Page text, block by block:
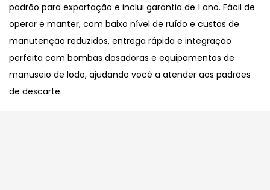
padrão para exportação e inclui garantia de 1 ano. Fácil de
operar e manter, com baixo nível de ruído e custos de
manutenção reduzidos, entrega rápida e integração
perfeita com bombas dosadoras e equipamentos de
manuseio de lodo, ajudando você a atender aos padrões
de descarte.